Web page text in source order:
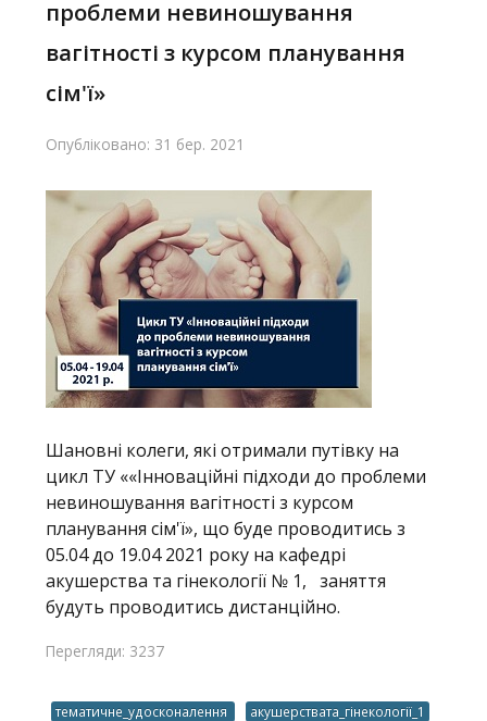
проблеми невиношування
вагітності з курсом планування
сім'ї»
Опубліковано: 31 бер. 2021
Шановні колеги, які отримали путівку на
цикл ТУ ««Інноваційні підходи до проблеми
невиношування вагітності з курсом
планування сім'ї», що буде проводитись з
05.04 до 19.04 2021 року на кафедрі
акушерства та гінекології № 1, заняття
будуть проводитись дистанційно.
Перегляди: 3237
тематичне_удосконалення акушерствата_гінекології_1